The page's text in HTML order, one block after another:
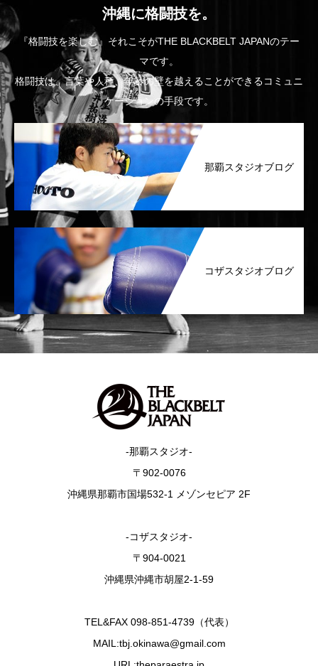
沖縄に格闘技を。
『格闘技を楽しむ』それこそがTHE BLACKBELT JAPANのテー
マです。
格闘技は、言葉や人種、年齢の壁を越えることができるコミュニ
ケーションの手段です。
那覇スタジオブログ
コザスタジオブログ
-那覇スタジオ-
〒902-0076
沖縄県那覇市国場532-1 メゾンセピア 2F
-コザスタジオ-
〒904-0021
沖縄県沖縄市胡屋2-1-59
TEL&FAX 098-851-4739（代表）
MAIL:tbj.okinawa@gmail.com